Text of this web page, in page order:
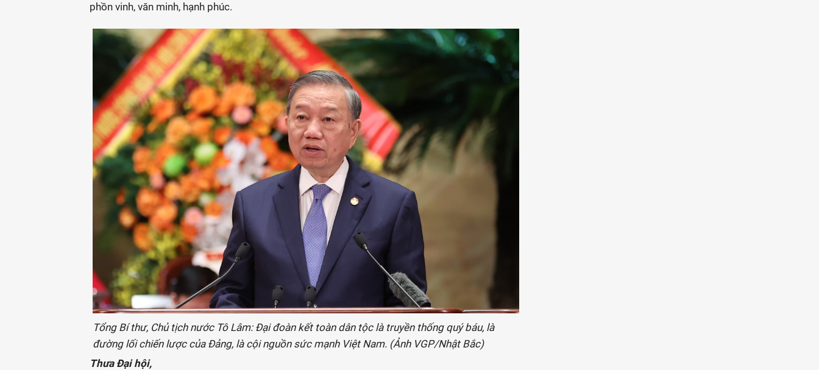
phồn vinh, văn minh, hạnh phúc.
Tổng Bí thư, Chủ tịch nước Tô Lâm: Đại đoàn kết toàn dân tộc là truyền thống quý báu, là
đường lối chiến lược của Đảng, là cội nguồn sức mạnh Việt Nam. (Ảnh VGP/Nhật Bắc)
Thưa Đại hội,